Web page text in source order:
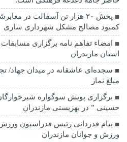
کمبود مصالح مشکل شهرداری ساری
امضاء تفاهم نامه برگزاری مسابقات
استان مازندران
سجده‌ای عاشقانه در میدان جهاد/
مبلغ نماز
برگزاری پویش سوگواره
حسینی ” در بهزیستی مازندران
پیام قدردانی رئیس فدراسیون
ورزش و جوانان مازندران